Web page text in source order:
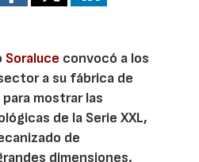
Soraluce convocó a los
a su fábrica de
para mostrar las
de la Serie XXL,
de
dimensiones.